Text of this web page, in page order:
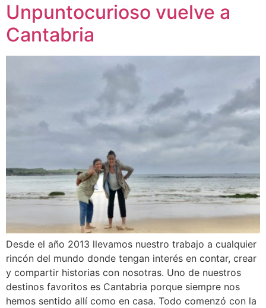
Unpuntocurioso vuelve a
Cantabria
Desde el año 2013 llevamos nuestro trabajo a cualquier
rincón del mundo donde tengan interés en contar, crear
y compartir historias con nosotras. Uno de nuestros
destinos favoritos es Cantabria porque siempre nos
hemos sentido allí como en casa. Todo comenzó con la